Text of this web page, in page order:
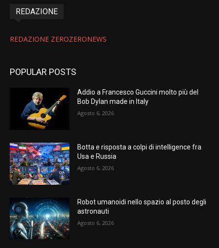
REDAZIONE
REDAZIONE ZEROZERONEWS
POPULAR POSTS
Addio a Francesco Guccini molto più del
Bob Dylan made in Italy
Agosto 6, 2026
Botta e risposta a colpi di intelligence fra
Usa e Russia
Agosto 6, 2026
Robot umanoidi nello spazio al posto degli
astronauti
Agosto 6, 2026